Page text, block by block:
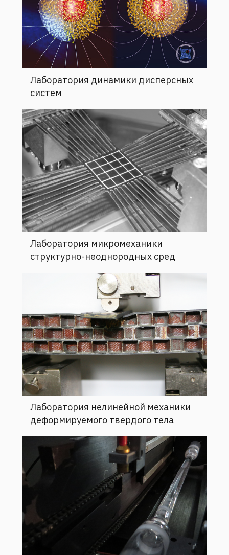
Лаборатория динамики дисперсных
систем
Лаборатория микромеханики
структурно-неоднородных сред
Лаборатория нелинейной механики
деформируемого твердого тела